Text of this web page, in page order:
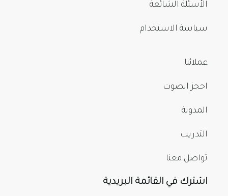
الأسئلة الشائعة
سياسة الاستخدام
عملائنا
احجز الصوت
المدونة
التدريب
تواصل معنا
اشترك في القائمة البريدية